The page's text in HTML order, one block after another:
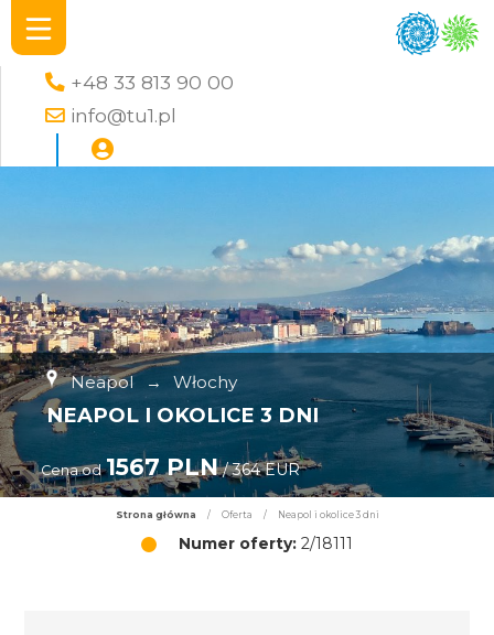
+48 33 813 90 00
info@tu1.pl
Neapol → Włochy
NEAPOL I OKOLICE 3 DNI
Cena od 1567 PLN/ 364 EUR
Strona główna / Oferta / Neapol i okolice 3 dni
Numer oferty: 2/18111